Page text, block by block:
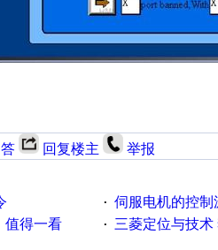
回复楼主 举报
· 伺服电机的控制
值得一看 · 三菱定位与技术